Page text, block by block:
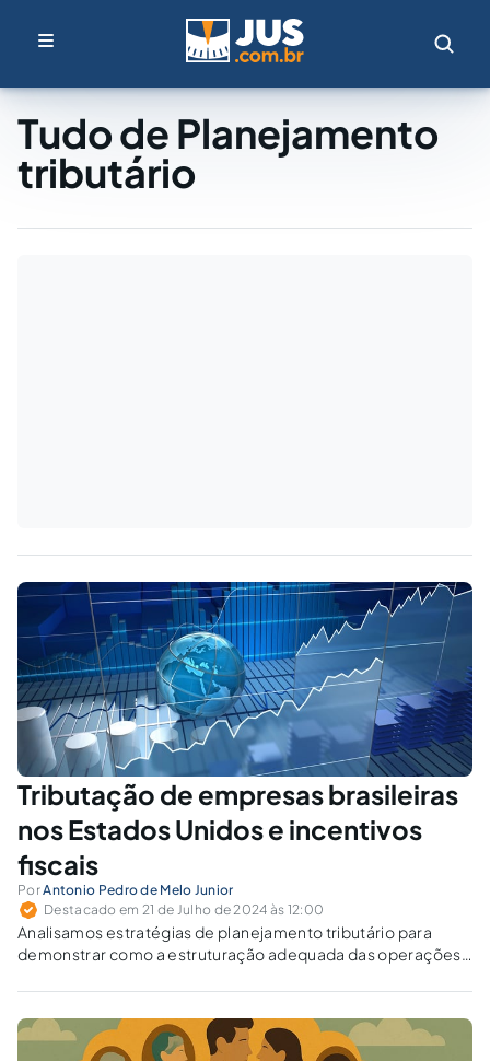
Tudo de Planejamento
tributário
Tributação de empresas brasileiras
nos Estados Unidos e incentivos
fiscais
PorAntonio Pedro de Melo Junior
Destacado em 21 de Julho de 2024 às 12:00
Analisamos estratégias de planejamento tributário para
demonstrar como a estruturação adequada das operações
a carga tributária.